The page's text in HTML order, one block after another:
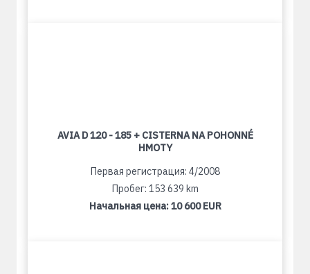
AVIA D 120 - 185 + CISTERNA NA POHONNÉ
HMOTY
Первая регистрация: 4/2008
Пробег: 153 639 km
Начальная цена:10 600 EUR